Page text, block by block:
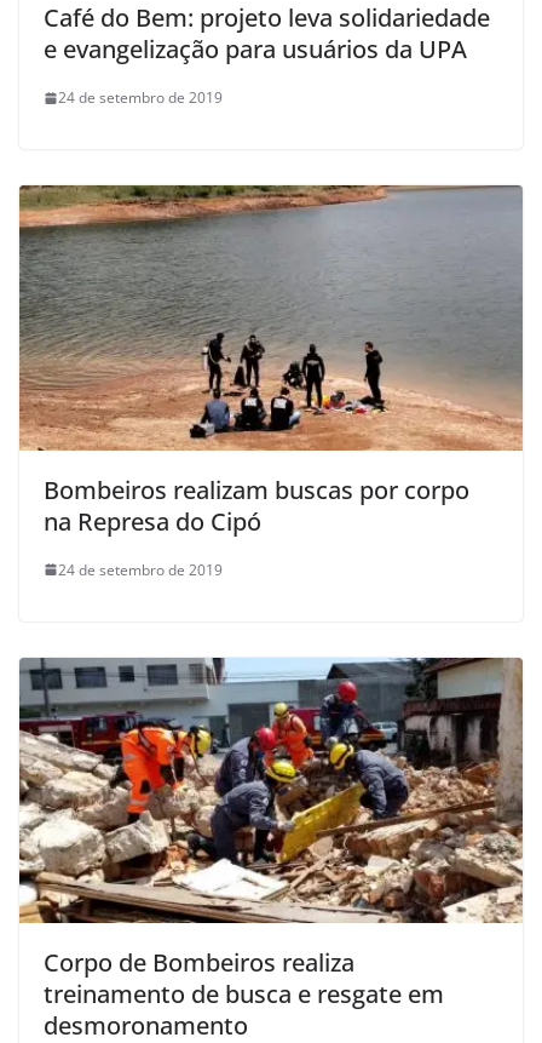
Café do Bem: projeto leva solidariedade
e evangelização para usuários da UPA
24 de setembro de 2019
Bombeiros realizam buscas por corpo
na Represa do Cipó
24 de setembro de 2019
Corpo de Bombeiros realiza
treinamento de busca e resgate em
desmoronamento